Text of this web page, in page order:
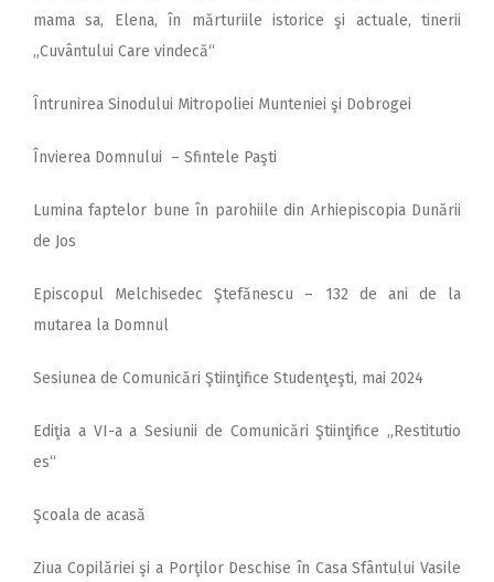
mama sa, Elena, în mărturiile istorice şi actuale, tinerii
„Cuvântului Care vindecă“
Întrunirea Sinodului Mitropoliei Munteniei şi Dobrogei
Învierea Domnului – Sfintele Paşti
Lumina faptelor bune în parohiile din Arhiepiscopia Dunării
de Jos
Episcopul Melchisedec Ştefănescu – 132 de ani de la
mutarea la Domnul
Sesiunea de Comunicări Ştiinţifice Studenţeşti, mai 2024
Ediţia a VI-a a Sesiunii de Comunicări Ştiinţifice „Restitutio
es“
Şcoala de acasă
Ziua Copilăriei şi a Porţilor Deschise în Casa Sfântului Vasile